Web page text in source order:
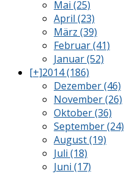
Mai (25)
April (23)
März (39)
Februar (41)
Januar (52)
[+]2014 (186)
Dezember (46)
November (26)
Oktober (36)
September (24)
August (19)
Juli (18)
Juni (17)